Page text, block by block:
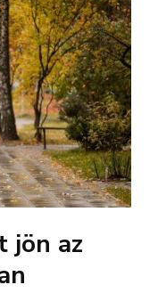
jön az